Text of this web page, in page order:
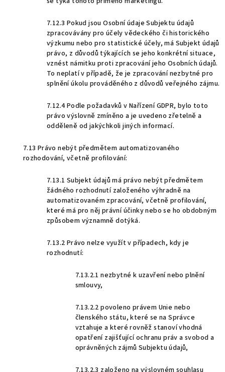
7.12.3 Pokud jsou Osobní údaje Subjektu údajů
zpracovávány pro účely vědeckého či historického
výzkumu nebo pro statistické účely, má Subjekt údajů
právo, z důvodů týkajících se jeho konkrétní situace,
vznést námitku proti zpracování jeho Osobních údajů.
To neplatí v případě, že je zpracování nezbytné pro
splnění úkolu prováděného z důvodů veřejného zájmu.
7.12.4 Podle požadavků v Nařízení GDPR, bylo toto
právo výslovně zmíněno a je uvedeno zřetelně a
odděleně od jakýchkoli jiných informací.
7.13 Právo nebýt předmětem automatizovaného
rozhodování, včetně profilování:
7.13.1 Subjekt údajů má právo nebýt předmětem
žádného rozhodnutí založeného výhradně na
automatizovaném zpracování, včetně profilování,
které má pro něj právní účinky nebo se ho obdobným
způsobem významně dotýká.
7.13.2 Právo nelze využít v případech, kdy je
rozhodnutí:
7.13.2.1 nezbytné k uzavření nebo plnění
smlouvy,
7.13.2.2 povoleno právem Unie nebo
členského státu, které se na Správce
vztahuje a které rovněž stanoví vhodná
opatření zajišťující ochranu práv a svobod a
oprávněných zájmů Subjektu údajů,
7.13.2.3 založeno na výslovném souhlasu